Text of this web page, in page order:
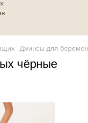
Джинсы для
чёрные